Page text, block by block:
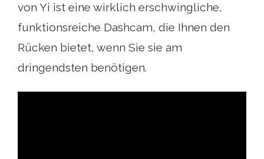
von Yi ist eine wirklich erschwingliche,
funktionsreiche Dashcam, die Ihnen den
Rücken bietet, wenn Sie sie am
dringendsten benötigen.